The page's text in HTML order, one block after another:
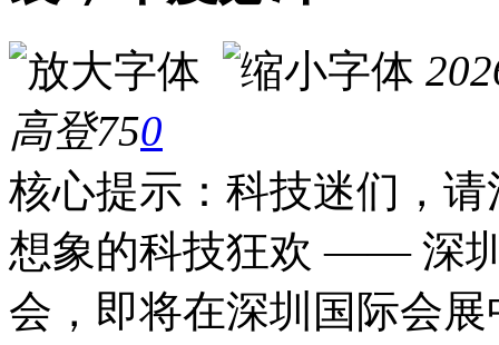
高登750
核心提示：科技迷们，
想象的科技狂欢 —— 深
会，即将在深圳国际会